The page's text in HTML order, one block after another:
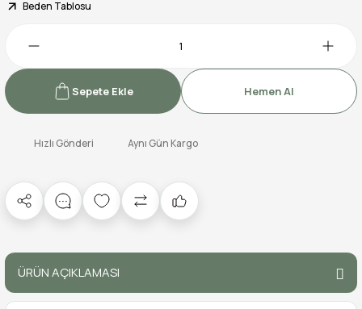
Beden Tablosu
Sepete Ekle Hemen Al
Hızlı Gönderi Aynı Gün Kargo
ÜRÜN AÇIKLAMASI